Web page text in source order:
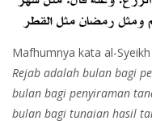
Mafhumnya kata al-
Rejab adalah bulan bagi
bulan bagi penyiraman
bulan bagi tunaian hasil